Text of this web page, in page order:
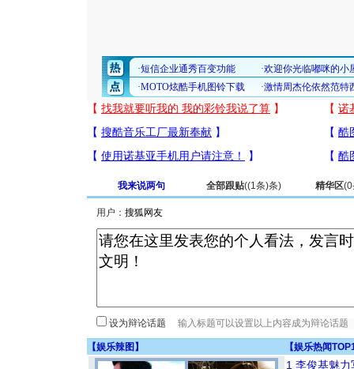
我来说两句 全部跟贴((1条)条) 精华区(0
用户：
设为辩论话题
【娱乐辣图 】 【娱乐热闻
1 李俊基魅力